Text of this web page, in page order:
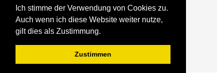
Ich stimme der Verwendung von Cookies zu.
Auch wenn ich diese Website weiter nutze,
gilt dies als Zustimmung.
Zustimmen